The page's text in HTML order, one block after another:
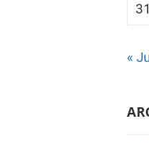
31
«